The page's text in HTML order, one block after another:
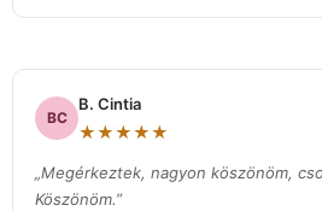
BC
B. Cintia
★★★★★
„Megérkeztek, nagyon köszönöm,
Köszönöm.”